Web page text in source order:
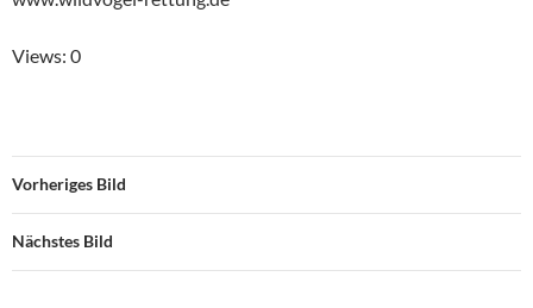
Views: 0
Vorheriges Bild
Nächstes Bild